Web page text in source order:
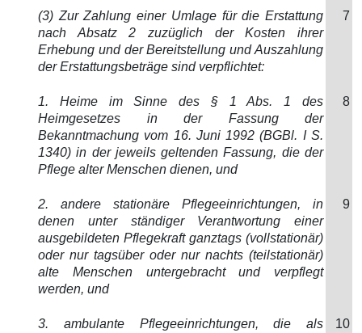
(3) Zur Zahlung einer Umlage für die Erstattung
nach Absatz 2 zuzüglich der Kosten ihrer
Erhebung und der Bereitstellung und Auszahlung
der Erstattungsbeträge sind verpflichtet:
7
1. Heime im Sinne des § 1 Abs. 1 des
Heimgesetzes in der Fassung der
Bekanntmachung vom 16. Juni 1992 (BGBl. I S.
1340) in der jeweils geltenden Fassung, die der
Pflege alter Menschen dienen, und
8
2. andere stationäre Pflegeeinrichtungen, in
denen unter ständiger Verantwortung einer
ausgebildeten Pflegekraft ganztags (vollstationär)
oder nur tagsüber oder nur nachts (teilstationär)
alte Menschen untergebracht und verpflegt
werden, und
9
3. ambulante Pflegeeinrichtungen, die als
10